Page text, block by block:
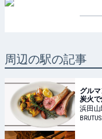
周辺の駅の記事
グル
炭火
浜田山